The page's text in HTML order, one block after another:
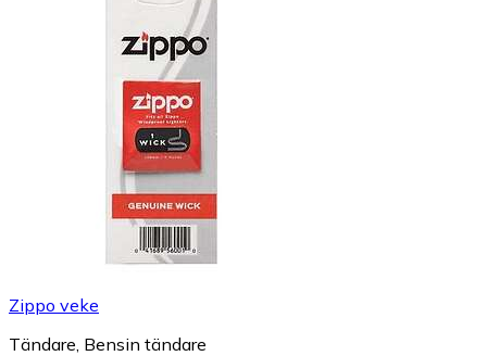
Zippo veke
Tändare, Bensin tändare